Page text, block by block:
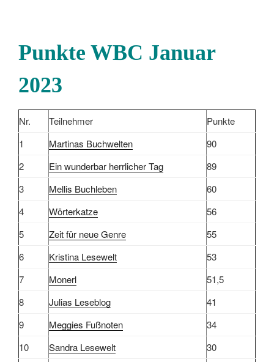
Punkte WBC Januar
2023
Nr. Teilnehmer
Punkte
1
Martinas Buchwelten
90
2
Ein wunderbar herrlicher Tag
89
3
Mellis Buchleben
60
4
Wörterkatze
56
5
Zeit für neue Genre
55
6
Kristina Lesewelt
53
7
Monerl
51,5
8
Julias Leseblog
41
9
Meggies Fußnoten
34
10
Sandra Lesewelt
30